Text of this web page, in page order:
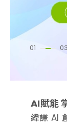
緯謙科
依照客
AI賦能
緯謙 AI
WiKMS
透過對
01 03